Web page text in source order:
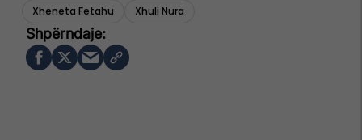
Xheneta Fetahu Xhuli Nura